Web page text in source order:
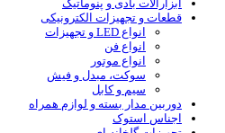
ابزارآلات بادی و پنوماتیک
قطعات و تجهیزات الکترونیکی
انواع LED و تجهیزات
انواع فن
انواع موتور
سوکت، مبدل و فیش
سیم و کابل
دوربین مدار بسته و لوازم همراه
اجناس استوک